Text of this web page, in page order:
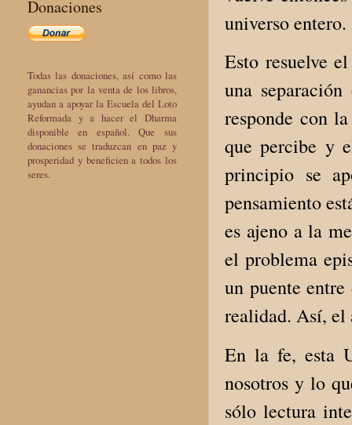
universo entero.
Esto resuelve
una
responde con
que percibe y
principio se
pensamiento
es ajeno a la
el problema
un puente
realidad. Así, el
En la fe, esta
nosotros y lo
sólo lectura
Donaciones
Todas las donaciones, así como las
ganancias por la venta de los libros,
ayudan a apoyar la Escuela del Loto
Reformada y a hacer el Dharma
disponible en español. Que sus
donaciones se traduzcan en paz y
prosperidad y beneficien a todos los
seres.